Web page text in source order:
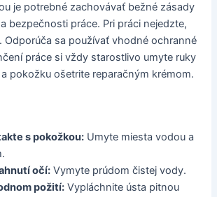
je potrebné zachovávať bežné zásady
bezpečnosti práce. Pri práci nejedzte,
Odporúča sa používať vhodné ochranné
práce si vždy starostlivo umyte ruky
pokožku ošetrite reparačným krémom.
s pokožkou: Umyte miesta vodou a
očí: Vymyte prúdom čistej vody.
požití: Vypláchnite ústa pitnou